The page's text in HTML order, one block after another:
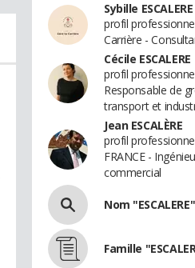
Sybille ESCALERE
profil
Carrière -
Cécile ESCALERE
profil
Responsable de
transport et
Jean ESCALÈRE
profil
FRANCE -
commercial
Nom "ESCALERE"
Famille